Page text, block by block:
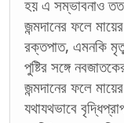
হয় এ সম্ভাবনাও তত
জন্মদানের ফলে
রক্তপাত, এমনকি
পুষ্টির সঙ্গে
জন্মদানের ফলে
যথাযথভাবে